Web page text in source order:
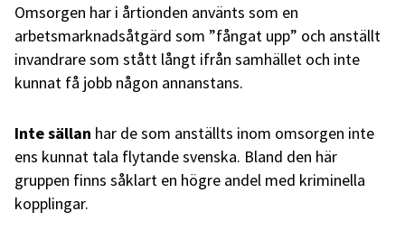
Omsorgen har i årtionden använts som en
arbetsmarknadsåtgärd som ”fångat upp” och anställt
invandrare som stått långt ifrån samhället och inte
kunnat få jobb någon annanstans.
Inte sällan har de som anställts inom omsorgen inte
ens kunnat tala flytande svenska. Bland den här
gruppen finns såklart en högre andel med kriminella
kopplingar.